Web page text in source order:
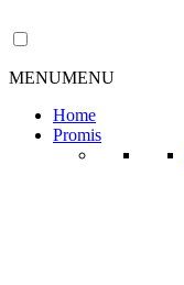
MENUMENU
Home
Promis